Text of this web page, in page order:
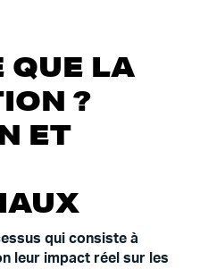
QUE LA
?
ET
qui consiste à
leur impact réel sur les